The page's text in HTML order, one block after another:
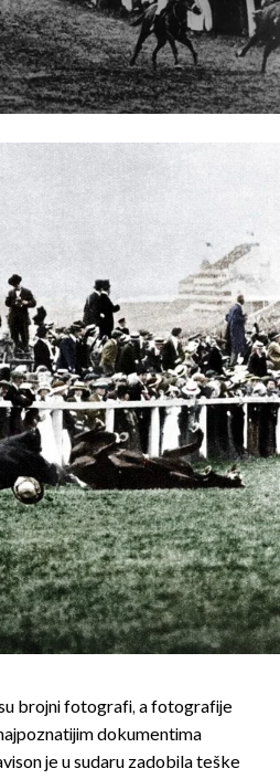
brojni fotografi, a fotografije
dokumentima
je u sudaru zadobila teške